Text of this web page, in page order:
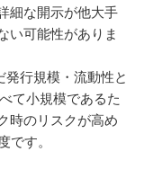
細な開示が他大手
い可能性がありま
行規模・流動性と
て小規模であるた
時のリスクが高め
です。